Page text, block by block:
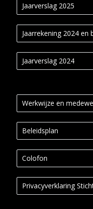
Jaarverslag 2025
Jaarrekening 2024 en
Jaarverslag 2024
Werkwijze en
Beleidsplan
Colofon
Privacyverklaring